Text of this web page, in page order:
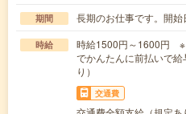
期間 長期のお仕事です。開始
時給
時給1500円～1600円 ※
でかんたんに前払いで
り）
交通費